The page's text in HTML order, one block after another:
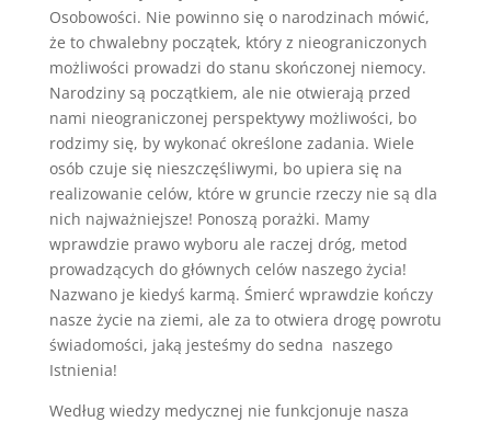
Osobowości. Nie powinno się o narodzinach mówić,
że to chwalebny początek, który z nieograniczonych
możliwości prowadzi do stanu skończonej niemocy.
Narodziny są początkiem, ale nie otwierają przed
nami nieograniczonej perspektywy możliwości, bo
rodzimy się, by wykonać określone zadania. Wiele
osób czuje się nieszczęśliwymi, bo upiera się na
realizowanie celów, które w gruncie rzeczy nie są dla
nich najważniejsze! Ponoszą porażki. Mamy
wprawdzie prawo wyboru ale raczej dróg, metod
prowadzących do głównych celów naszego życia!
Nazwano je kiedyś karmą. Śmierć wprawdzie kończy
nasze życie na ziemi, ale za to otwiera drogę powrotu
świadomości, jaką jesteśmy do sedna naszego
Istnienia!
Według wiedzy medycznej nie funkcjonuje nasza